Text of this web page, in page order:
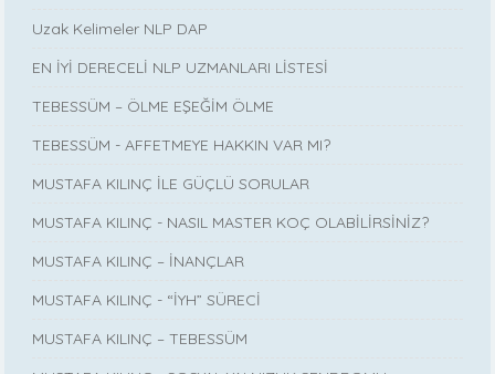
Uzak Kelimeler NLP DAP
EN İYİ DERECELİ NLP UZMANLARI LİSTESİ
TEBESSÜM – ÖLME EŞEĞİM ÖLME
TEBESSÜM - AFFETMEYE HAKKIN VAR MI?
MUSTAFA KILINÇ İLE GÜÇLÜ SORULAR
MUSTAFA KILINÇ - NASIL MASTER KOÇ OLABİLİRSİNİZ?
MUSTAFA KILINÇ – İNANÇLAR
MUSTAFA KILINÇ - “İYH” SÜRECİ
MUSTAFA KILINÇ – TEBESSÜM